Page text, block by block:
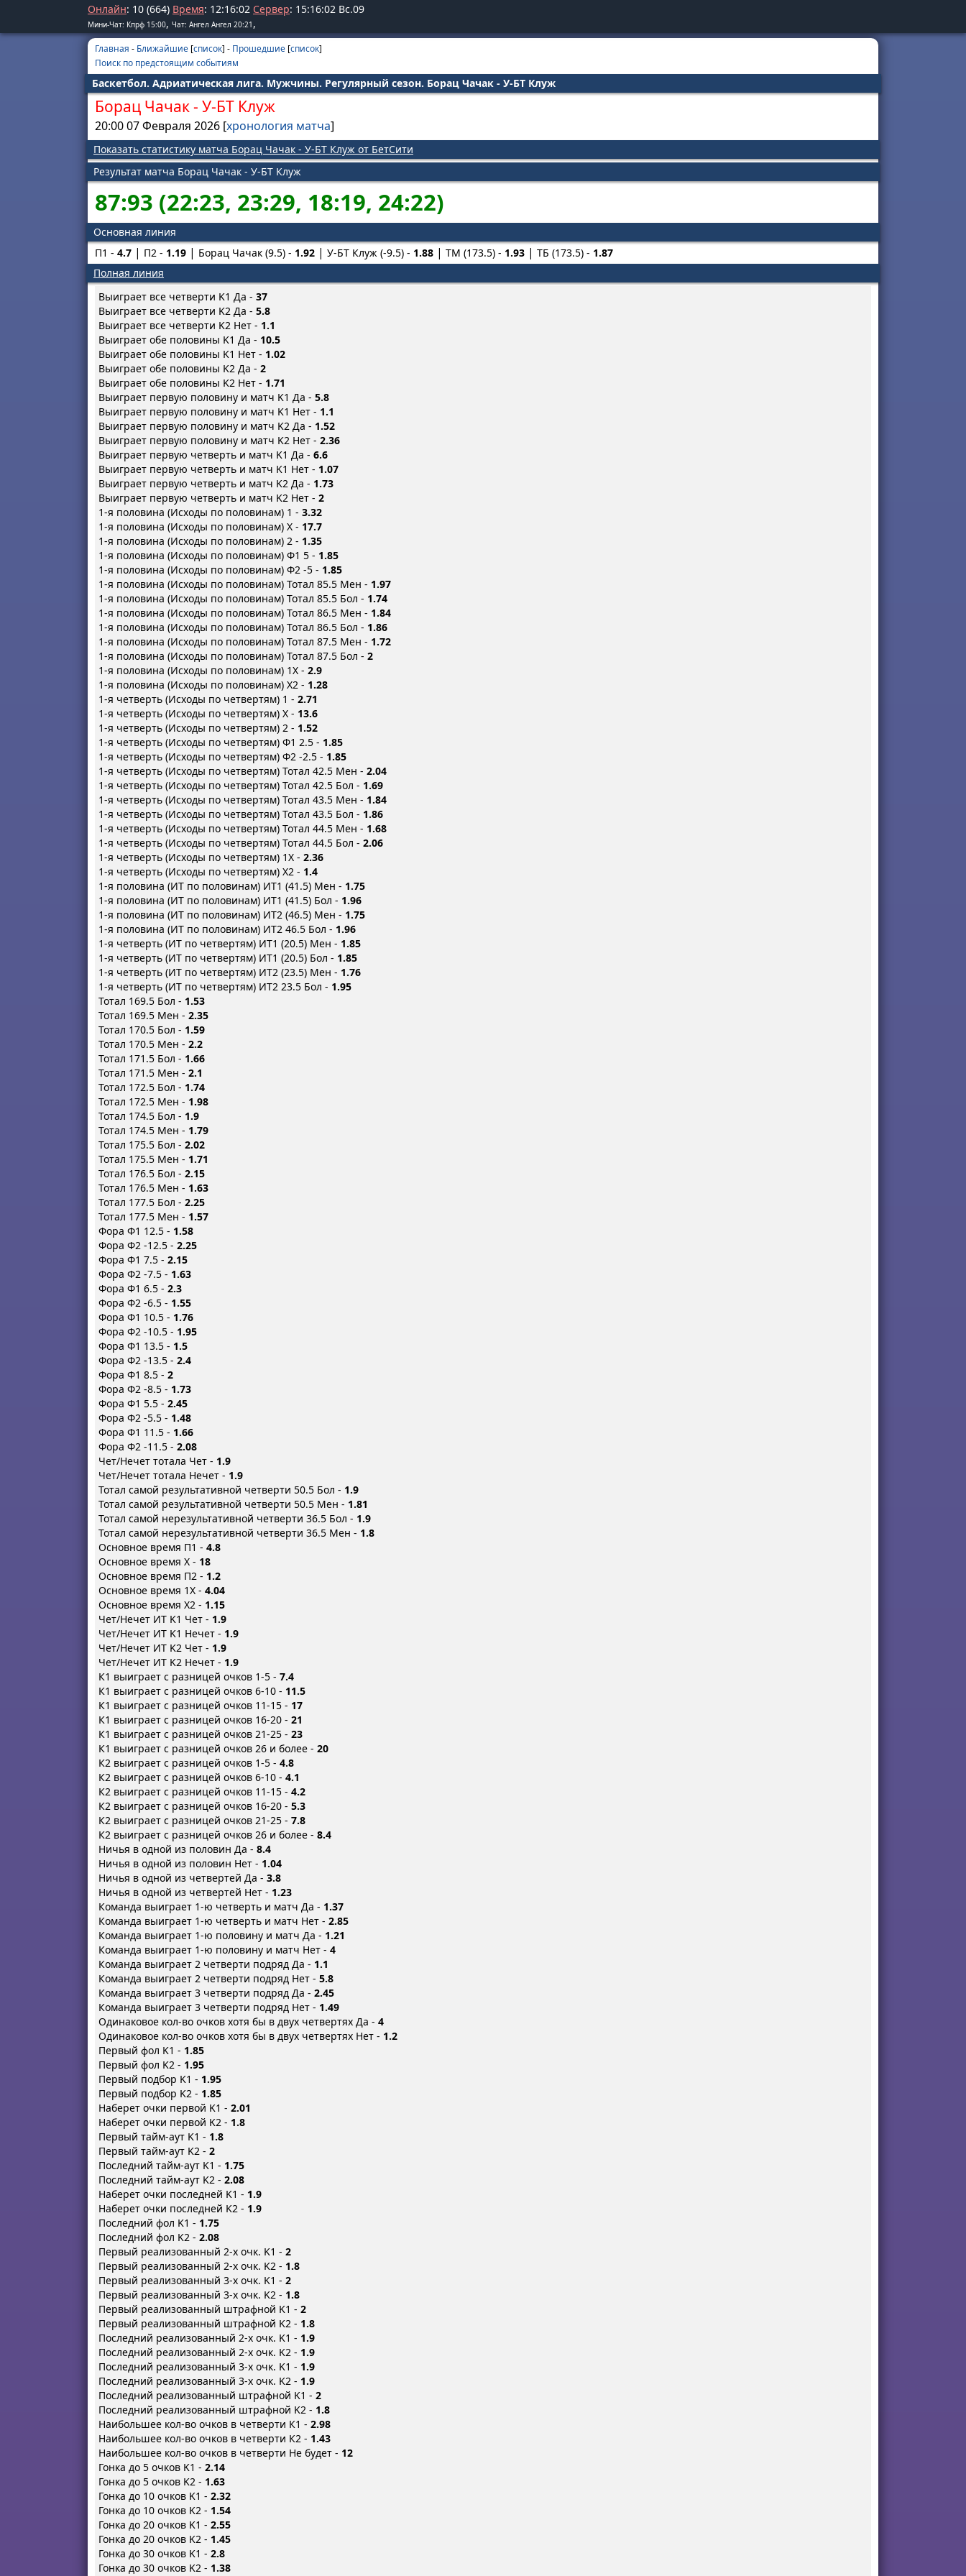
Онлайн: 10 (664) Время: 12:16:03 Сервер: 15:16:03 Вс.09
Мини-Чат: Кпрф 15:00, Чат: Ангел Ангел 20:21 ,
Главная - Ближайшие [список] - Прошедшие [список]
Поиск по предстоящим событиям
Баскетбол. Адриатическая лига. Мужчины. Регулярный сезон. Борац Чачак - У-БТ Клуж
Борац Чачак- У-БТ Клуж
20:00 07 Февраля 2026 [хронология матча]
Показать статистику матча Борац Чачак - У-БТ Клуж от БетСити
Результат матча Борац Чачак - У-БТ Клуж
87:93 (22:23, 23:29, 18:19, 24:22)
Основная линия
П1 - 4.7 П2 - 1.19 Борац Чачак (9.5) - 1.92 У-БТ Клуж (-9.5) - 1.88 ТМ (173.5) - 1.93 ТБ (173.5) - 1.87
Полная линия
Выиграет все четверти K1 Да - 37
Выиграет все четверти K2 Да - 5.8
Выиграет все четверти K2 Нет - 1.1
Выиграет обе половины K1 Да - 10.5
Выиграет обе половины K1 Нет - 1.02
Выиграет обе половины K2 Да - 2
Выиграет обе половины K2 Нет - 1.71
Выиграет первую половину и матч K1 Да - 5.8
Выиграет первую половину и матч K1 Нет - 1.1
Выиграет первую половину и матч K2 Да - 1.52
Выиграет первую половину и матч K2 Нет - 2.36
Выиграет первую четверть и матч K1 Да - 6.6
Выиграет первую четверть и матч K1 Нет - 1.07
Выиграет первую четверть и матч K2 Да - 1.73
Выиграет первую четверть и матч K2 Нет - 2
1-я половина (Исходы по половинам) 1 - 3.32
1-я половина (Исходы по половинам) X - 17.7
1-я половина (Исходы по половинам) 2 - 1.35
1-я половина (Исходы по половинам) Ф1 5 - 1.85
1-я половина (Исходы по половинам) Ф2 -5 - 1.85
1-я половина (Исходы по половинам) Тотал 85.5 Мен - 1.97
1-я половина (Исходы по половинам) Тотал 85.5 Бол - 1.74
1-я половина (Исходы по половинам) Тотал 86.5 Мен - 1.84
1-я половина (Исходы по половинам) Тотал 86.5 Бол - 1.86
1-я половина (Исходы по половинам) Тотал 87.5 Мен - 1.72
1-я половина (Исходы по половинам) Тотал 87.5 Бол - 2
1-я половина (Исходы по половинам) 1X - 2.9
1-я половина (Исходы по половинам) X2 - 1.28
1-я четверть (Исходы по четвертям) 1 - 2.71
1-я четверть (Исходы по четвертям) X - 13.6
1-я четверть (Исходы по четвертям) 2 - 1.52
1-я четверть (Исходы по четвертям) Ф1 2.5 - 1.85
1-я четверть (Исходы по четвертям) Ф2 -2.5 - 1.85
1-я четверть (Исходы по четвертям) Тотал 42.5 Мен - 2.04
1-я четверть (Исходы по четвертям) Тотал 42.5 Бол - 1.69
1-я четверть (Исходы по четвертям) Тотал 43.5 Мен - 1.84
1-я четверть (Исходы по четвертям) Тотал 43.5 Бол - 1.86
1-я четверть (Исходы по четвертям) Тотал 44.5 Мен - 1.68
1-я четверть (Исходы по четвертям) Тотал 44.5 Бол - 2.06
1-я четверть (Исходы по четвертям) 1X - 2.36
1-я четверть (Исходы по четвертям) X2 - 1.4
1-я половина (ИТ по половинам) ИТ1 (41.5) Мен - 1.75
1-я половина (ИТ по половинам) ИТ1 (41.5) Бол - 1.96
1-я половина (ИТ по половинам) ИТ2 (46.5) Мен - 1.75
1-я половина (ИТ по половинам) ИТ2 46.5 Бол - 1.96
1-я четверть (ИТ по четвертям) ИТ1 (20.5) Мен - 1.85
1-я четверть (ИТ по четвертям) ИТ1 (20.5) Бол - 1.85
1-я четверть (ИТ по четвертям) ИТ2 (23.5) Мен - 1.76
1-я четверть (ИТ по четвертям) ИТ2 23.5 Бол - 1.95
Тотал 169.5 Бол - 1.53
Тотал 169.5 Мен - 2.35
Тотал 170.5 Бол - 1.59
Тотал 170.5 Мен - 2.2
Тотал 171.5 Бол - 1.66
Тотал 171.5 Мен - 2.1
Тотал 172.5 Бол - 1.74
Тотал 172.5 Мен - 1.98
Тотал 174.5 Бол - 1.9
Тотал 174.5 Мен - 1.79
Тотал 175.5 Бол - 2.02
Тотал 175.5 Мен - 1.71
Тотал 176.5 Бол - 2.15
Тотал 176.5 Мен - 1.63
Тотал 177.5 Бол - 2.25
Тотал 177.5 Мен - 1.57
Фора Ф1 12.5 - 1.58
Фора Ф2 -12.5 - 2.25
Фора Ф1 7.5 - 2.15
Фора Ф2 -7.5 - 1.63
Фора Ф1 6.5 - 2.3
Фора Ф2 -6.5 - 1.55
Фора Ф1 10.5 - 1.76
Фора Ф2 -10.5 - 1.95
Фора Ф1 13.5 - 1.5
Фора Ф2 -13.5 - 2.4
Фора Ф1 8.5 - 2
Фора Ф2 -8.5 - 1.73
Фора Ф1 5.5 - 2.45
Фора Ф2 -5.5 - 1.48
Фора Ф1 11.5 - 1.66
Фора Ф2 -11.5 - 2.08
Чет/Нечет тотала Чет - 1.9
Чет/Нечет тотала Нечет - 1.9
Тотал самой результативной четверти 50.5 Бол - 1.9
Тотал самой результативной четверти 50.5 Мен - 1.81
Тотал самой нерезультативной четверти 36.5 Бол - 1.9
Тотал самой нерезультативной четверти 36.5 Мен - 1.8
Основное время П1 - 4.8
Основное время X - 18
Основное время П2 - 1.2
Основное время 1X - 4.04
Основное время X2 - 1.15
Чет/Нечет ИТ K1 Чет - 1.9
Чет/Нечет ИТ K1 Нечет - 1.9
Чет/Нечет ИТ K2 Чет - 1.9
Чет/Нечет ИТ K2 Нечет - 1.9
К1 выиграет с разницей очков 1-5 - 7.4
К1 выиграет с разницей очков 6-10 - 11.5
К1 выиграет с разницей очков 11-15 - 17
К1 выиграет с разницей очков 16-20 - 21
К1 выиграет с разницей очков 21-25 - 23
К1 выиграет с разницей очков 26 и более - 20
К2 выигрaет с разницей очков 1-5 - 4.8
К2 выигрaет с разницей очков 6-10 - 4.1
К2 выигрaет с разницей очков 11-15 - 4.2
К2 выигрaет с разницей очков 16-20 - 5.3
К2 выигрaет с разницей очков 21-25 - 7.8
К2 выигрaет с разницей очков 26 и более - 8.4
Ничья в одной из половин Да - 8.4
Ничья в одной из половин Нет - 1.04
Ничья в одной из четвертей Да - 3.8
Ничья в одной из четвертей Нет - 1.23
Команда выиграет 1-ю четверть и матч Да - 1.37
Команда выиграет 1-ю четверть и матч Нет - 2.85
Команда выиграет 1-ю половину и матч Да - 1.21
Команда выиграет 1-ю половину и матч Нет - 4
Команда выиграет 2 четверти подряд Да - 1.1
Команда выиграет 2 четверти подряд Нет - 5.8
Команда выиграет 3 четверти подряд Да - 2.45
Команда выиграет 3 четверти подряд Нет - 1.49
Одинаковое кол-во очков хотя бы в двух четвертях Да - 4
Одинаковое кол-во очков хотя бы в двух четвертях Нет - 1.2
Первый фол K1 - 1.85
Первый фол K2 - 1.95
Первый подбор K1 - 1.95
Первый подбор K2 - 1.85
Наберет очки первой K1 - 2.01
Наберет очки первой K2 - 1.8
Первый тайм-аут K1 - 1.8
Первый тайм-аут K2 - 2
Последний тайм-аут K1 - 1.75
Последний тайм-аут K2 - 2.08
Наберет очки последней K1 - 1.9
Наберет очки последней K2 - 1.9
Последний фол K1 - 1.75
Последний фол K2 - 2.08
Первый реализованный 2-х очк. K1 - 2
Первый реализованный 2-х очк. K2 - 1.8
Первый реализованный 3-х очк. K1 - 2
Первый реализованный 3-х очк. K2 - 1.8
Первый реализованный штрафной K1 - 2
Первый реализованный штрафной K2 - 1.8
Последний реализованный 2-х очк. K1 - 1.9
Последний реализованный 2-х очк. K2 - 1.9
Последний реализованный 3-х очк. K1 - 1.9
Последний реализованный 3-х очк. K2 - 1.9
Последний реализованный штрафной K1 - 2
Последний реализованный штрафной K2 - 1.8
Наибольшее кол-во очков в четверти К1 - 2.98
Наибольшее кол-во очков в четверти К2 - 1.43
Наибольшее кол-во очков в четверти Не будет - 12
Гонка до 5 очков K1 - 2.14
Гонка до 5 очков K2 - 1.63
Гонка до 10 очков K1 - 2.32
Гонка до 10 очков K2 - 1.54
Гонка до 20 очков K1 - 2.55
Гонка до 20 очков K2 - 1.45
Гонка до 30 очков K1 - 2.8
Гонка до 30 очков K2 - 1.38